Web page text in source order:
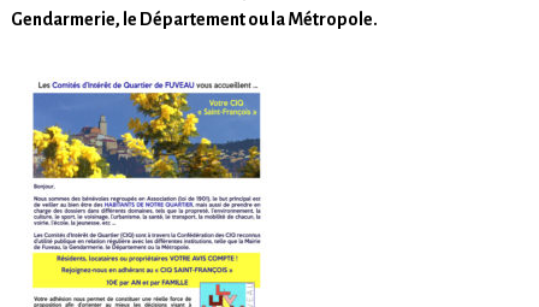
Gendarmerie, le Département ou la Métropole.